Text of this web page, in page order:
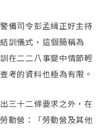
備司令彭孟緝正好主持
訓儀式，這個簡稱為
在二二八事變中情節輕
考的資料也極為有限。
三十二條要求之外，在
動營：「勞動營及其他